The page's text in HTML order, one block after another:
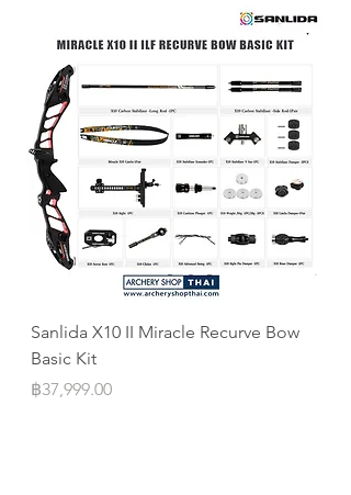
Sanlida X10 II Miracle Recurve Bow
Basic Kit
Price
฿37,999.00